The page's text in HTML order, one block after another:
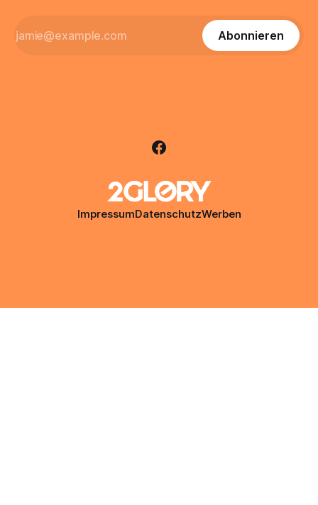
Abonnieren
ImpressumDatenschutzWerben